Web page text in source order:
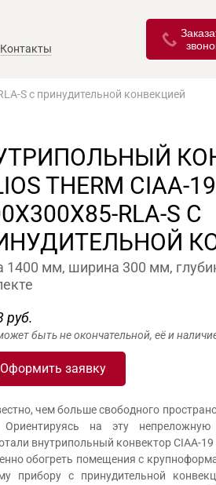
Контакты
S с принудительной конвекцией
THERM CIAA-19
RLA-S С
1400 мм, ширина 300 мм,
руб.
быть не окончательной, её и
Оформить заявку
чем больше свободного
Ориентируясь на эту
внутрипольный конвектор CIAA-
обогреть помещения с
прибору с принудительной